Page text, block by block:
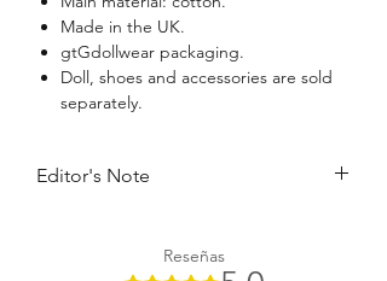
Made in the UK.
gtGdollwear packaging.
Doll, shoes and accessories are sold
separately.
Editor's Note
designer boxers light and stylish so your
doll will stay cosy all day (and night). Just
Reseñas